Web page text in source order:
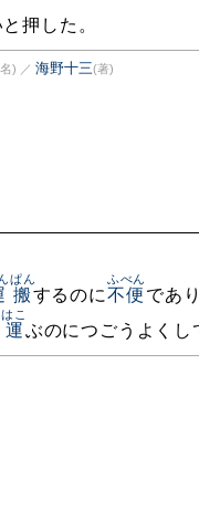
押した。
) ／ 海野十三(著)
搬
ぱん
するのに不便
ふべん
であ
運
はこ
ぶのにつごうよくし